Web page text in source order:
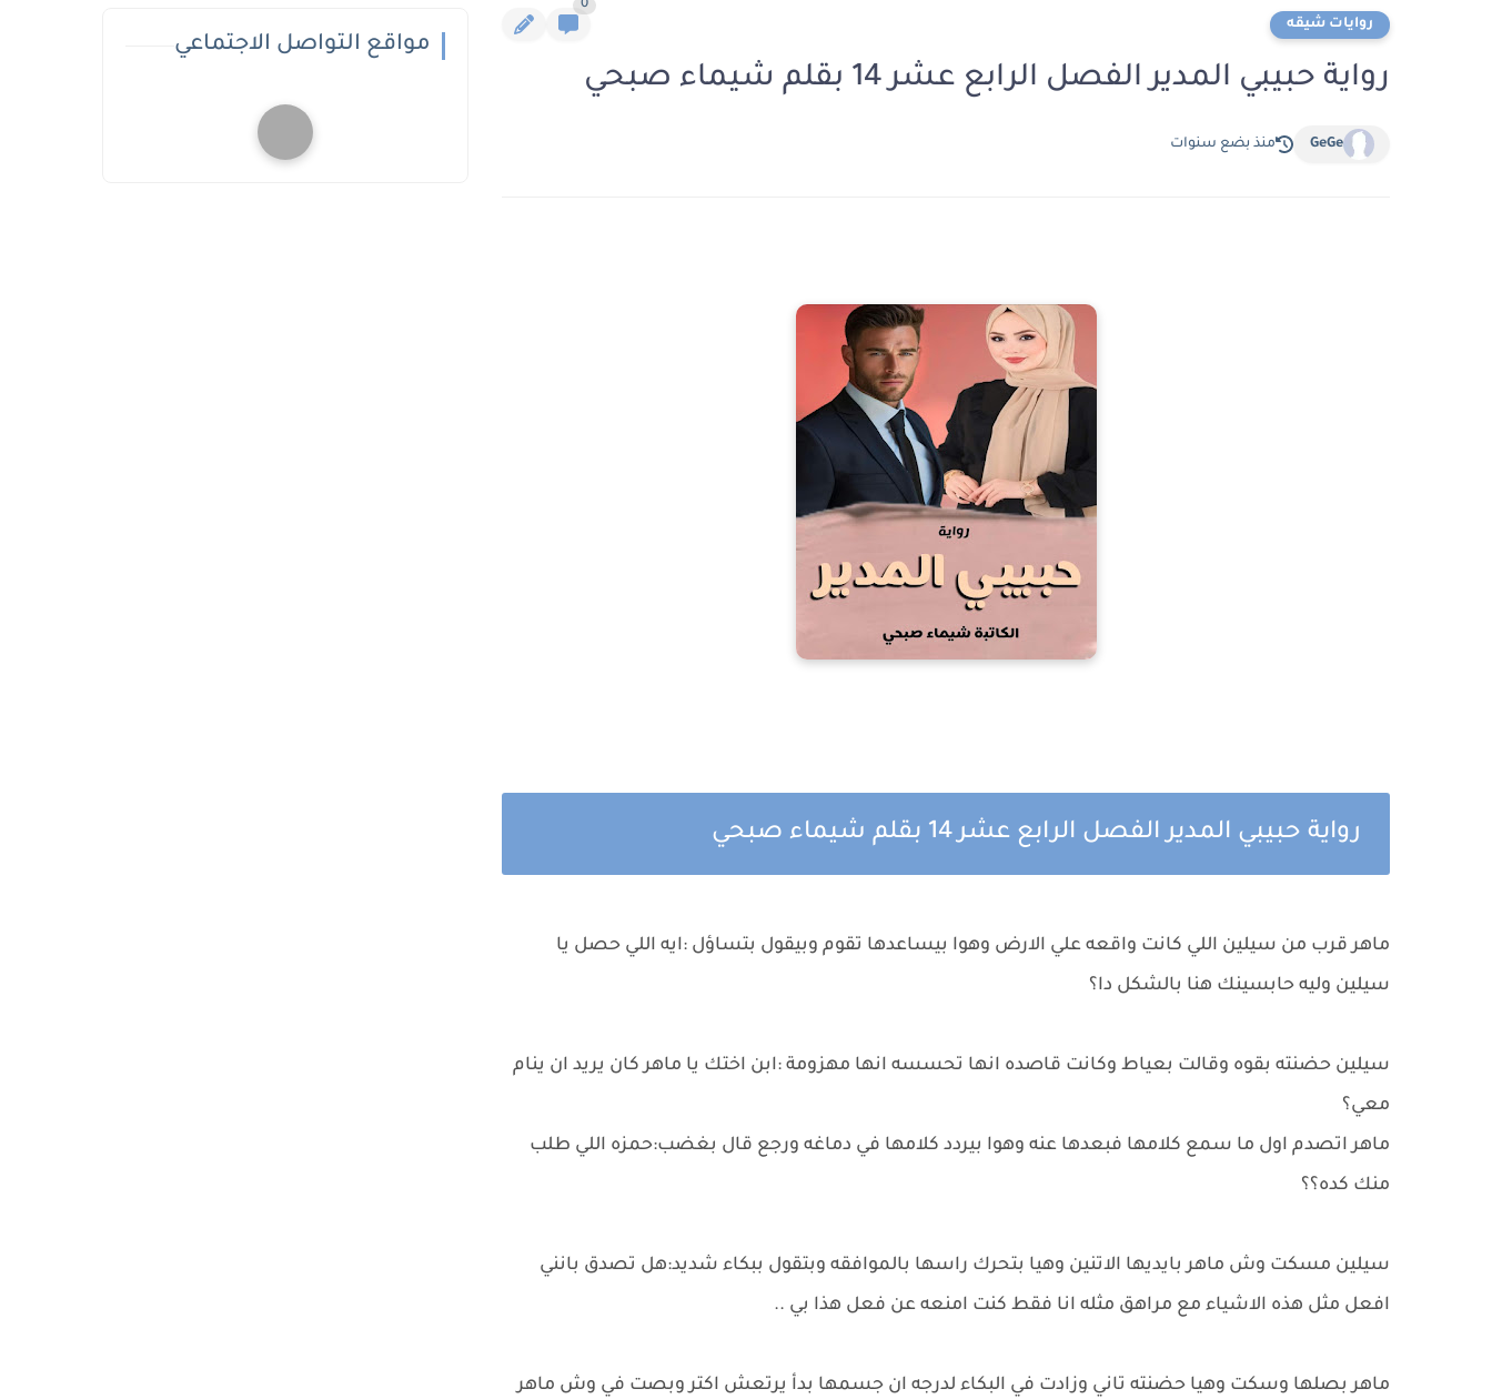
روايات شيقه
0
رواية حبيبي المدير الفصل الرابع عشر 14 بقلم شيماء صبحي
GeGe منذ بضع سنوات
رواية حبيبي المدير الفصل الرابع عشر 14 بقلم شيماء صبحي
ماهر قرب من سيلين اللي كانت واقعه علي الارض وهوا بيساعدها تقوم وبيقول بتساؤل :ايه اللي حصل يا
سيلين وليه حابسينك هنا بالشكل دا؟
سيلين حضنته بقوه وقالت بعياط وكانت قاصده انها تحسسه انها مهزومة :ابن اختك يا ماهر كان يريد ان ينام
معي؟
ماهر اتصدم اول ما سمع كلامها فبعدها عنه وهوا بيردد كلامها في دماغه ورجع قال بغضب:حمزه اللي طلب
منك كده؟؟
سيلين مسكت وش ماهر بايديها الاتنين وهيا بتحرك راسها بالموافقه وبتقول ببكاء شديد:هل تصدق بانني
افعل مثل هذه الاشياء مع مراهق مثله انا فقط كنت امنعه عن فعل هذا بي ..
ماهر بصلها وسكت وهيا حضنته تاني وزادت في البكاء لدرجه ان جسمها بدأ يرتعش اكتر وبصت في وش ماهر
مواقع التواصل الاجتماعي